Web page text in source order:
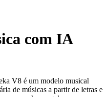
com IA
V8 é um modelo musical
de músicas a partir de letras e